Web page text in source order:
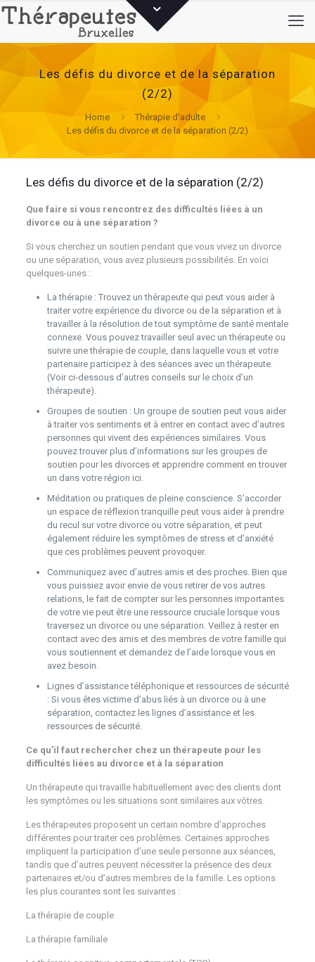
Les défis du divorce et de la séparation
(2/2)
Home
Thérapie d'adulte
Les défis du divorce et de la séparation (2/2)
Les défis du divorce et de la séparation (2/2)
Que faire si vous rencontrez des difficultés liées à un
divorce ou à une séparation ?
Si vous cherchez un soutien pendant que vous vivez un divorce
ou une séparation, vous avez plusieurs possibilités. En voici
quelques-unes :
La thérapie : Trouvez un thérapeute qui peut vous aider à
traiter votre expérience du divorce ou de la séparation et à
travailler à la résolution de tout symptôme de santé mentale
connexe. Vous pouvez travailler seul avec un thérapeute ou
suivre une thérapie de couple, dans laquelle vous et votre
partenaire participez à des séances avec un thérapeute.
(Voir ci-dessous d’autres conseils sur le choix d’un
thérapeute).
Groupes de soutien : Un groupe de soutien peut vous aider
à traiter vos sentiments et à entrer en contact avec d’autres
personnes qui vivent des expériences similaires. Vous
pouvez trouver plus d’informations sur les groupes de
soutien pour les divorces et apprendre comment en trouver
un dans votre région ici.
Méditation ou pratiques de pleine conscience. S’accorder
un espace de réflexion tranquille peut vous aider à prendre
du recul sur votre divorce ou votre séparation, et peut
également réduire les symptômes de stress et d’anxiété
que ces problèmes peuvent provoquer.
Communiquez avec d’autres amis et des proches. Bien que
vous puissiez avoir envie de vous retirer de vos autres
relations, le fait de compter sur les personnes importantes
de votre vie peut être une ressource cruciale lorsque vous
traversez un divorce ou une séparation. Veillez à rester en
contact avec des amis et des membres de votre famille qui
vous soutiennent et demandez de l’aide lorsque vous en
avez besoin.
Lignes d’assistance téléphonique et ressources de sécurité
: Si vous êtes victime d’abus liés à un divorce ou à une
séparation, contactez les lignes d’assistance et les
ressources de sécurité.
Ce qu’il faut rechercher chez un thérapeute pour les
difficultés liées au divorce et à la séparation
Un thérapeute qui travaille habituellement avec des clients dont
les symptômes ou les situations sont similaires aux vôtres.
Les thérapeutes proposent un certain nombre d’approches
différentes pour traiter ces problèmes. Certaines approches
impliquent la participation d’une seule personne aux séances,
tandis que d’autres peuvent nécessiter la présence des deux
partenaires et/ou d’autres membres de la famille. Les options
les plus courantes sont les suivantes :
La thérapie de couple
La thérapie familiale